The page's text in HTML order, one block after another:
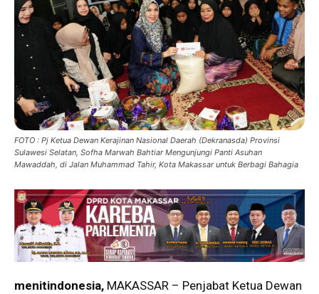
FOTO : Pj Ketua Dewan Kerajinan Nasional Daerah (Dekranasda) Provinsi
Sulawesi Selatan, Sofha Marwah Bahtiar Mengunjungi Panti Asuhan
Mawaddah, di Jalan Muhammad Tahir, Kota Makassar untuk Berbagi Bahagia
menitindonesia, MAKASSAR – Penjabat Ketua Dewan